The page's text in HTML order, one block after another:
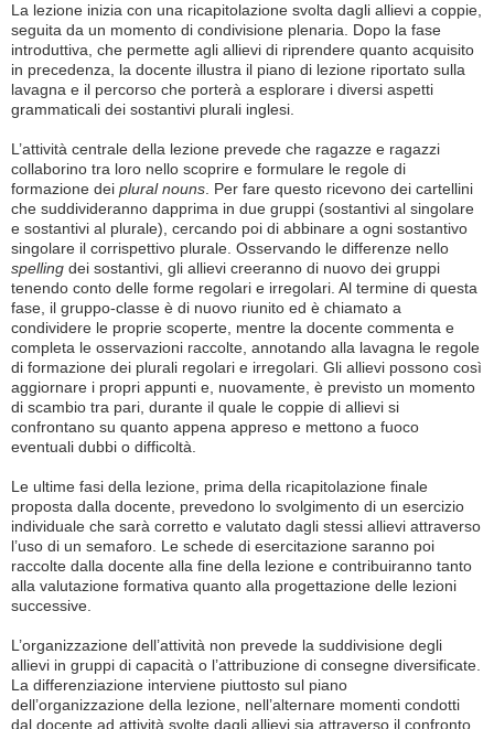
La lezione inizia con una ricapitolazione svolta dagli allievi a coppie,
seguita da un momento di condivisione plenaria. Dopo la fase
introduttiva, che permette agli allievi di riprendere quanto acquisito
in precedenza, la docente illustra il piano di lezione riportato sulla
lavagna e il percorso che porterà a esplorare i diversi aspetti
grammaticali dei sostantivi plurali inglesi.
L’attività centrale della lezione prevede che ragazze e ragazzi
collaborino tra loro nello scoprire e formulare le regole di
formazione dei plural nouns. Per fare questo ricevono dei cartellini
che suddivideranno dapprima in due gruppi (sostantivi al singolare
e sostantivi al plurale), cercando poi di abbinare a ogni sostantivo
singolare il corrispettivo plurale. Osservando le differenze nello
spelling dei sostantivi, gli allievi creeranno di nuovo dei gruppi
tenendo conto delle forme regolari e irregolari. Al termine di questa
fase, il gruppo-classe è di nuovo riunito ed è chiamato a
condividere le proprie scoperte, mentre la docente commenta e
completa le osservazioni raccolte, annotando alla lavagna le regole
di formazione dei plurali regolari e irregolari. Gli allievi possono così
aggiornare i propri appunti e, nuovamente, è previsto un momento
di scambio tra pari, durante il quale le coppie di allievi si
confrontano su quanto appena appreso e mettono a fuoco
eventuali dubbi o difficoltà.
Le ultime fasi della lezione, prima della ricapitolazione finale
proposta dalla docente, prevedono lo svolgimento di un esercizio
individuale che sarà corretto e valutato dagli stessi allievi attraverso
l’uso di un semaforo. Le schede di esercitazione saranno poi
raccolte dalla docente alla fine della lezione e contribuiranno tanto
alla valutazione formativa quanto alla progettazione delle lezioni
successive.
L’organizzazione dell’attività non prevede la suddivisione degli
allievi in gruppi di capacità o l’attribuzione di consegne diversificate.
La differenziazione interviene piuttosto sul piano
dell’organizzazione della lezione, nell’alternare momenti condotti
dal docente ad attività svolte dagli allievi sia attraverso il confronto